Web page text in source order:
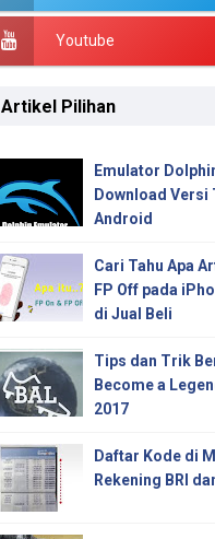
Youtube
Artikel Pilihan
Emulator
Download Versi
Android
Cari Tahu Apa
FP Off pada
di Jual Beli
Tips dan Trik
Become a
2017
Daftar Kode di
Rekening BRI